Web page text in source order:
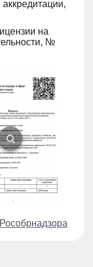
на
№
Рособрнадзора